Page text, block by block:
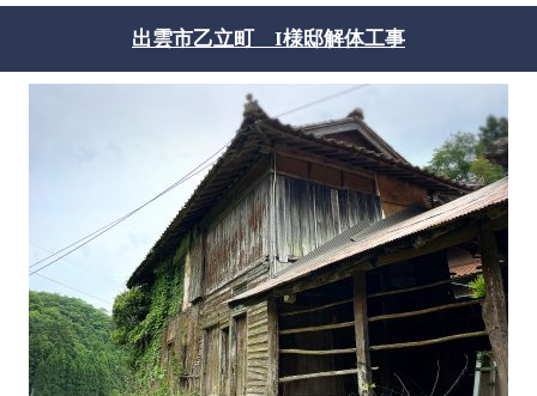
出雲市乙立町 I様邸解体工事